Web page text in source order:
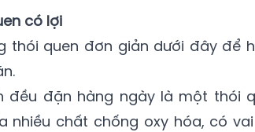
có lợi
thói quen đơn giản dưới đây để
đều đặn hàng ngày là một thói
nhiều chất chống oxy hóa, có